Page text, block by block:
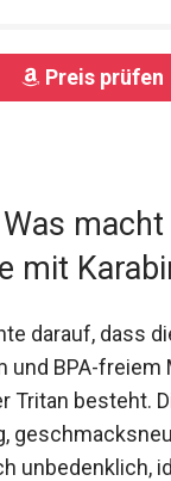
Preis prüfen
mit
darauf, dass
und BPA-freiem
Tritan besteht.
unbedenklich,